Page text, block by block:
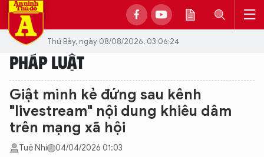
Thứ Bảy, ngày 08/08/2026, 03:06:24
PHÁP LUẬT
Giật mình kẻ đứng sau kênh
"livestream" nội dung khiêu dâm
trên mạng xã hội
Tuệ Nhi 04/04/2026 01:03